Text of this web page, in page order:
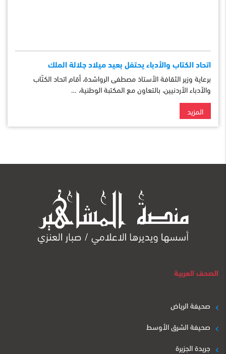
اتحاد الكتاب والأدباء يحتفل بعيد ميلاد جلالة الملك
برعاية وزير الثقافة الأستاذ مصطفى الرواشدة، أقام اتحاد الكتّاب
والأدباء الأردنيين، بالتعاون مع المكتبة الوطنية، …
المزيد
الصحف العربية
صحيفة الرياض
صحيفة الشرق الأوسط
جريدة الجزيرة